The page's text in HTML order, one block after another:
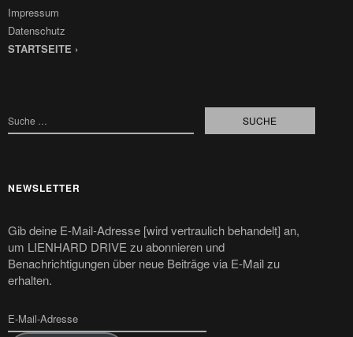
Impressum
Datenschutz
STARTSEITE ›
NEWSLETTER
Gib deine E-Mail-Adresse [wird vertraulich behandelt] an,
um LIENHARD DRIVE zu abonnieren und
Benachrichtigungen über neue Beiträge via E-Mail zu
erhalten.